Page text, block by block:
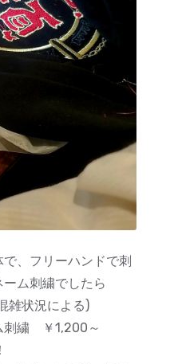
、フリーハンドで刺
ム刺繍でしたら
雑状況による)
刺繍 ￥1,200～